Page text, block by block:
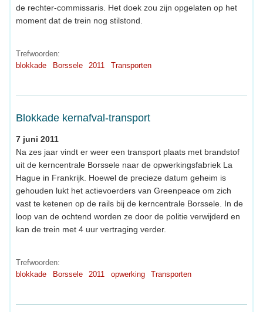
de rechter-commissaris. Het doek zou zijn opgelaten op het
moment dat de trein nog stilstond.
Trefwoorden:
blokkade
Borssele 2011 Transporten
Blokkade kernafval-transport
7 juni 2011
Na zes jaar vindt er weer een transport plaats met brandstof
uit de kerncentrale Borssele naar de opwerkingsfabriek La
Hague in Frankrijk. Hoewel de precieze datum geheim is
gehouden lukt het actievoerders van Greenpeace om zich
vast te ketenen op de rails bij de kerncentrale Borssele. In de
loop van de ochtend worden ze door de politie verwijderd en
kan de trein met 4 uur vertraging verder.
Trefwoorden:
blokkade
Borssele 2011 opwerking Transporten